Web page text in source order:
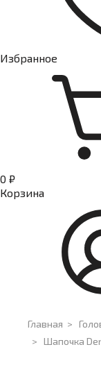
Избранное
0 ₽
Корзина
Главная >
> Шапочка